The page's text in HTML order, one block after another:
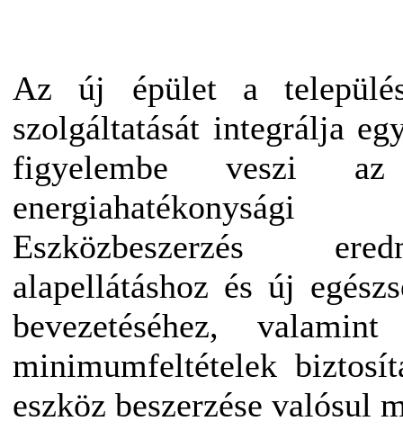
Az új épület a
szolgáltatását integrálja
figyelembe veszi az
Eszközbeszerzés
alapellátáshoz és új
bevezetéséhez,
minimumfeltételek
eszköz beszerzése valósul